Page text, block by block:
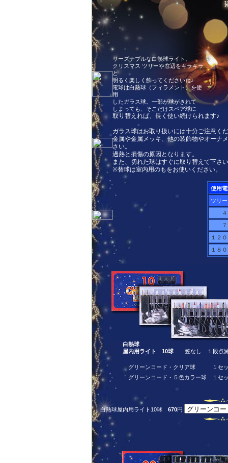
リーズナブルな白熱球ライト。
クリスマス ツリーや窓辺をキラキラ
と
明るく楽しく飾ってくださいね♪
電球は白熱球（フィラメント）を使
用
したガラス球。一部が球がきれて
しまっても、そこだけスペア球に
取り替えれば、長く使い続けられます♪
ガラス球はお取り扱いには十分ご注意く
金属や金属メッキ、他の装飾物やオーナ
さい。
過熱と損傷の原因となります。
また、切れた球はすぐに取り替えて下さ
※替球は室内用のもをお使いください。
使用
ツリ
１２
１８
白熱球
屋内用ライト 10球 笠なし １段点
グリーンコード・クリア球
１セ
グリーンコード・５色カラー球 １セ
白熱球屋内用ライト10球 670円